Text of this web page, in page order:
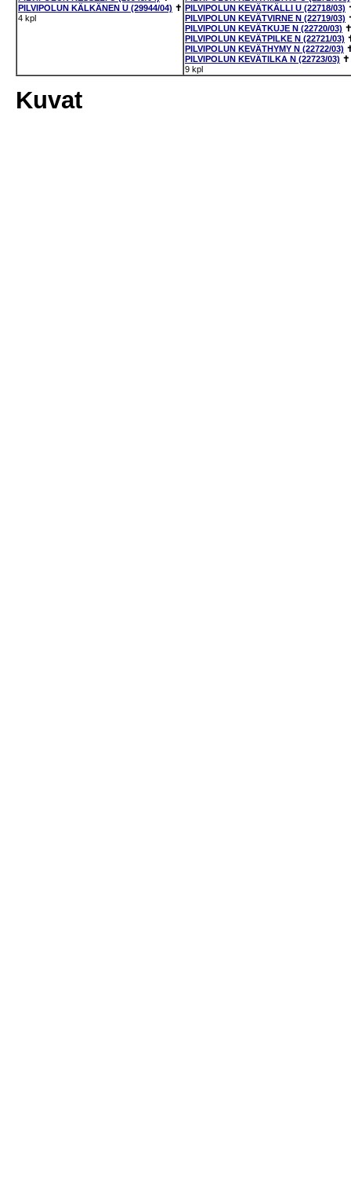
PILVIPOLUN KÄLKÄNEN U (29944/04) ✝
4 kpl
PILVIPOLUN KEVÄTKÄLLI U (22718/03)
PILVIPOLUN KEVÄTVIRNE N (22719/03)
PILVIPOLUN KEVÄTKUJE N (22720/03) ✝
PILVIPOLUN KEVÄTPILKE N (22721/03)
PILVIPOLUN KEVÄTHYMY N (22722/03)
PILVIPOLUN KEVÄTILKA N (22723/03) ✝
9 kpl
Kuvat